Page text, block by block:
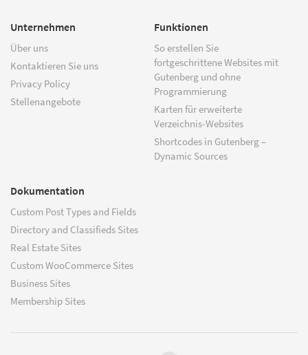
Unternehmen
Über uns
Kontaktieren Sie uns
Privacy Policy
Stellenangebote
Funktionen
So erstellen Sie
fortgeschrittene Websites mit
Gutenberg und ohne
Programmierung
Karten für erweiterte
Verzeichnis-Websites
Shortcodes in Gutenberg –
Dynamic Sources
Dokumentation
Custom Post Types and Fields
Directory and Classifieds Sites
Real Estate Sites
Custom WooCommerce Sites
Business Sites
Membership Sites